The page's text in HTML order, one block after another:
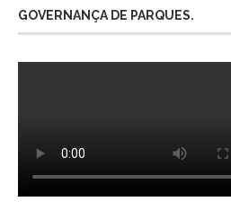
GOVERNANÇA DE PARQUES.